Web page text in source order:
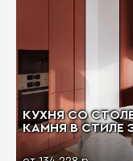
КУХНЯ СО
КАМНЯ В СТИЛЕ